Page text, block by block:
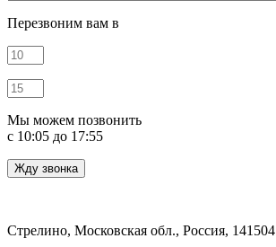
Перезвоним вам в
Мы можем позвонить
c 10:05 до 17:55
Стрелино, Московская обл., Россия, 141504